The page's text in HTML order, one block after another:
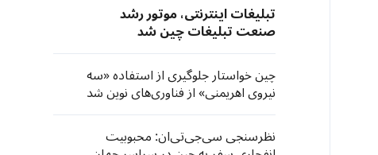
تبلیغات اینترنتی، موتور رشد
صنعت تبلیغات چین شد
چین خواستار جلوگیری از استفاده «سه
نیروی اهریمنی» از فناوری‌های نوین شد
نظرسنجی سی‌جی‌تی‌ان: محبوبیت